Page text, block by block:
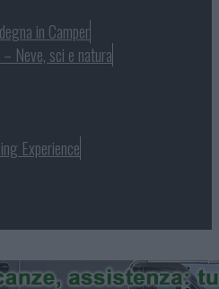
in Camper
– Neve, sci e natura
Experience